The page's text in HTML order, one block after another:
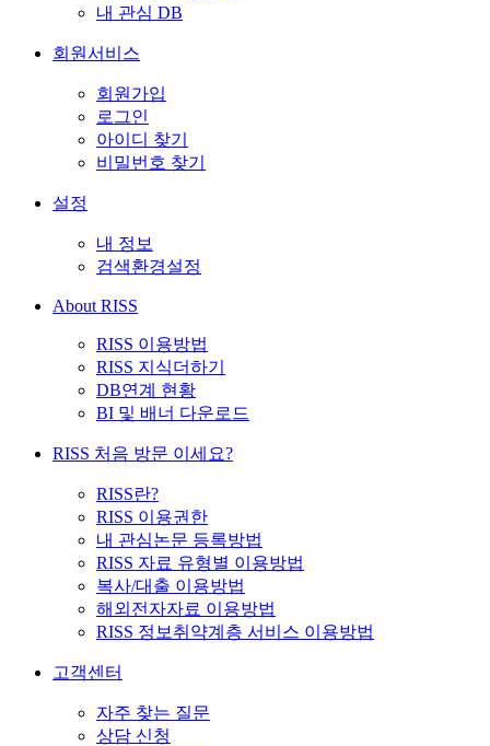
내 관심 DB
회원서비스
회원가입
로그인
아이디 찾기
비밀번호 찾기
설정
내 정보
검색환경설정
About RISS
RISS 이용방법
RISS 지식더하기
DB연계 현황
BI 및 배너 다운로드
RISS 처음 방문 이세요?
RISS란?
RISS 이용권한
내 관심논문 등록방법
RISS 자료 유형별 이용방법
복사/대출 이용방법
해외전자자료 이용방법
RISS 정보취약계층 서비스 이용방법
고객센터
자주 찾는 질문
상담 신청